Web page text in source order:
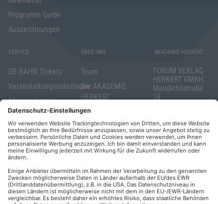
Programm Guide
Auszeichnungen
SERVICE
DB BAHN Tickets
Veranstaltungsunterlagen
Abo kündigen
Widerrufsrecht
für Verbraucher
Elektronischer
Geschäftsverkehr
ÜBER UNS
Team
Die AKADEMIE
HERKERT
FORUM VERLAG
HERKERT
Kontakt
AKADEMIE HERKERT
FORUM VERLAG
HERKERT GMBH
Mandichostraße
18
Telefon: +49
(0)8233 381-123
Telefax: +49
(0)8233 381-222
E-Mail:
herkert.de
Zahlung per
Rechnung